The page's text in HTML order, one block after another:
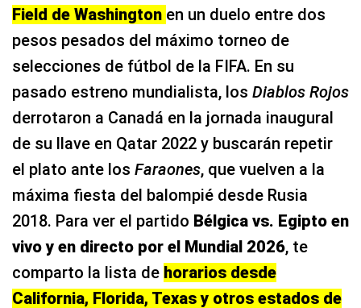
Field de Washington en un duelo entre dos
pesos pesados del máximo torneo de
selecciones de fútbol de la FIFA. En su
pasado estreno mundialista, los Diablos Rojos
derrotaron a Canadá en la jornada inaugural
de su llave en Qatar 2022 y buscarán repetir
el plato ante los Faraones, que vuelven a la
máxima fiesta del balompié desde Rusia
2018. Para ver el partido Bélgica vs. Egipto en
vivo y en directo por el Mundial 2026, te
comparto la lista de horarios desde
California, Florida, Texas y otros estados de